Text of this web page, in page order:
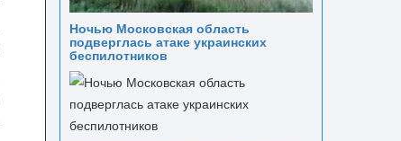
Ночью Московская область
подверглась атаке украинских
беспилотников